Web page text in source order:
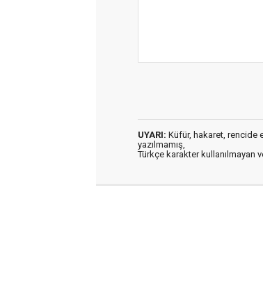
UYARI: Küfür, hakaret, rencide
yazılmamış,
Türkçe karakter kullanılmayan